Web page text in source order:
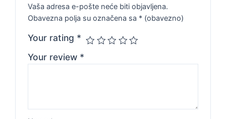
Vaša adresa e-pošte neće biti objavljena.
Obavezna polja su označena sa * (obavezno)
Your rating *
Your review *